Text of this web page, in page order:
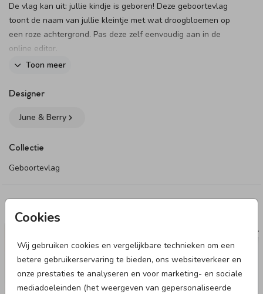
Cookies
Wij gebruiken cookies en vergelijkbare technieken om een
betere gebruikerservaring te bieden, ons websiteverkeer en
onze prestaties te analyseren en voor marketing- en sociale
mediadoeleinden (het weergeven van gepersonaliseerde
De vlag kan uit: jullie kindje is geboren! Deze geboortevlag
toont de naam van jullie kleintje met wat droogbloemen op
een roze achtergrond. Pas deze zelf eenvoudig aan in de
online editor.
Lees dit voordat je begint met ontwerpen
(aangegeven met stippellijn) bedekt
Vergeet niet om beide zijdes van de vlag aan te passen.
Toon meer
Designer
June & Berry
Collectie
Geboortevlag
Deze designs vind je misschien ook leuk